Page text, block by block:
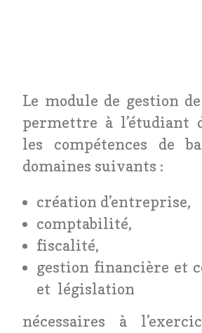
Le module de gestion
permettre à l’étudiant
les compétences de
domaines suivants :
création d’entreprise,
comptabilité,
fiscalité,
gestion financière et
et législation
nécessaires à